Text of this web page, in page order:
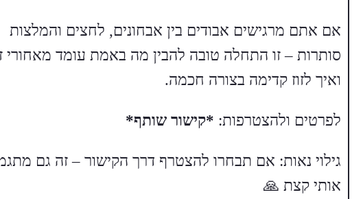
אם אתם מרגישים אבודים בין אבחונים, לחצים והמלצות
סותרות – זו התחלה טובה להבין מה באמת עומד מאחורי
ואיך לזוז קדימה בצורה חכמה.
לפרטים ולהצטרפות: *קישור שותף*
גילוי נאות: אם תבחרו להצטרף דרך הקישור – זה גם
אותי קצת 🙏